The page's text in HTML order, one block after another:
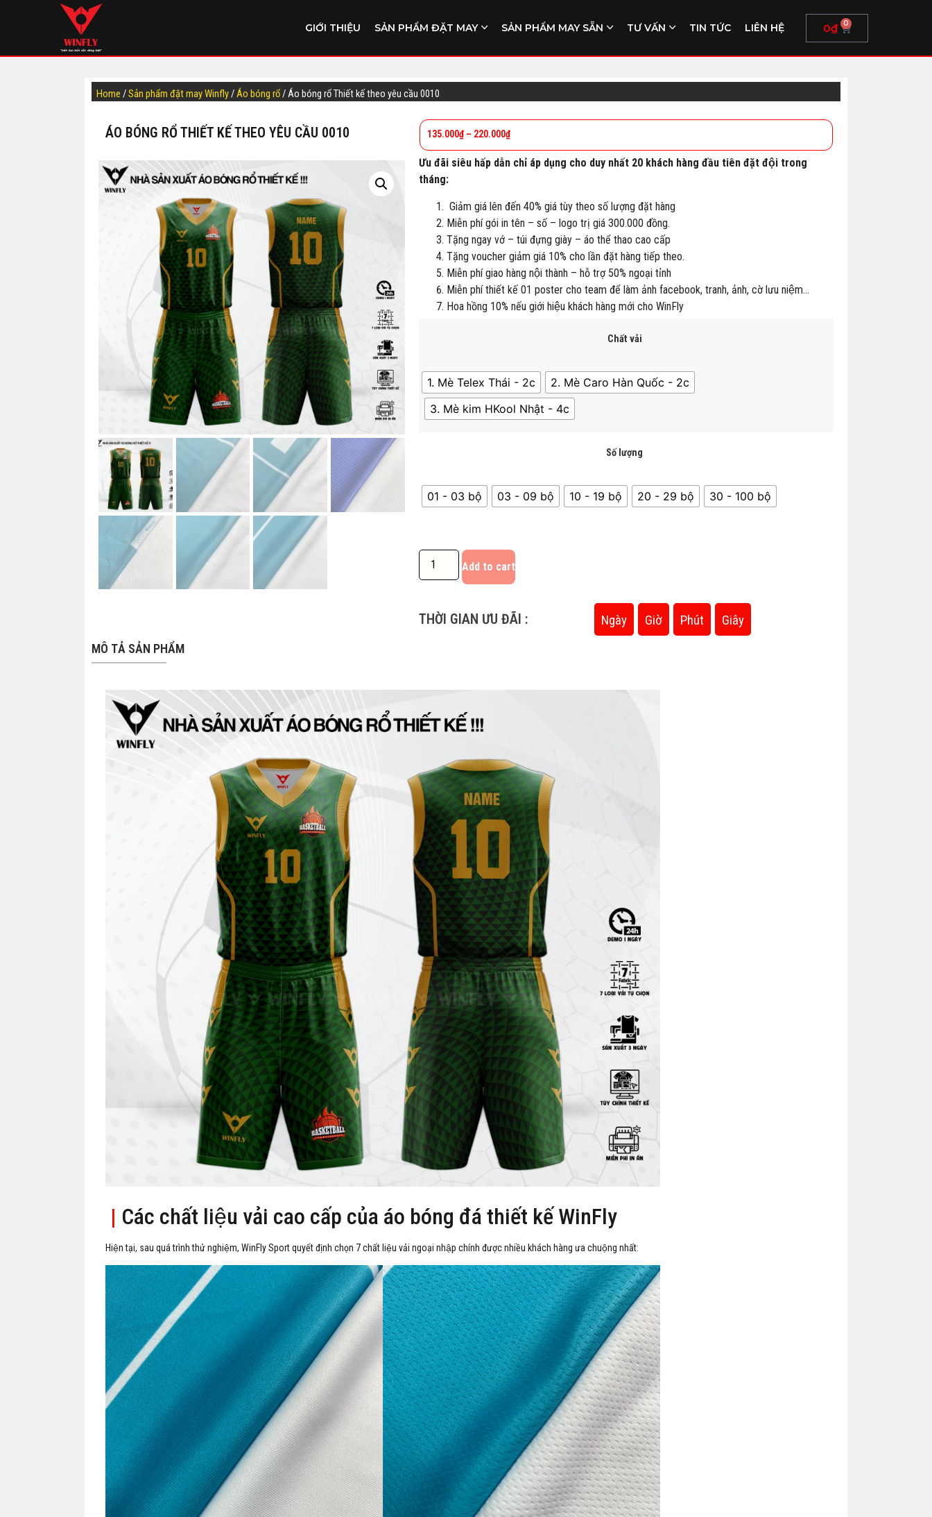
GIỚI THIỆU SẢN PHẨM ĐẶT MAY SẢN PHẨM MAY SẴN TƯ VẤN TIN TỨC LIÊN HỆ 0₫ 0
Home /Sản phẩm đặt may Winfly/Áo bóng rổ/ Áo bóng rổ Thiết kế theo yêu cầu 0010
ÁO BÓNG RỔ THIẾT KẾ THEO YÊU CẦU 0010 135.000₫– 220.000₫
Ưu đãi siêu hấp dẫn chỉ áp dụng cho duy nhất 20 khách hàng đầu tiên đặt đội trong
tháng:
Giảm giá lên đến 40% giá tùy theo số lượng đặt hàng
Miễn phí gói in tên – số – logo trị giá 300.000 đồng.
Tặng ngay vớ – túi đựng giày – áo thể thao cao cấp
Tặng voucher giảm giá 10% cho lần đặt hàng tiếp theo.
Miễn phí giao hàng nội thành – hỗ trợ 50% ngoại tỉnh
Miễn phí thiết kế 01 poster cho team để làm ảnh facebook, tranh, ảnh, cờ lưu niệm…
Hoa hồng 10% nếu giới hiệu khách hàng mới cho WinFly
Chất vải
1. Mè Telex Thái - 2c
2. Mè Caro Hàn Quốc - 2c
3. Mè kim HKool Nhật - 4c
Số lượng
01 - 03 bộ 03 - 09 bộ 10 - 19 bộ 20 - 29 bộ 30 - 100 bộ
Add to cart
THỜI GIAN ƯU ĐÃI : Ngày Giờ Phút Giây
MÔ TẢ SẢN PHẨM
| Các chất liệu vải cao cấp của áo bóng đá thiết kế WinFly
Hiện tại, sau quá trình thử nghiệm, WinFly Sport quyết định chọn 7 chất liệu vải ngoại nhập chính được nhiều khách hàng ưa chuộng nhất: